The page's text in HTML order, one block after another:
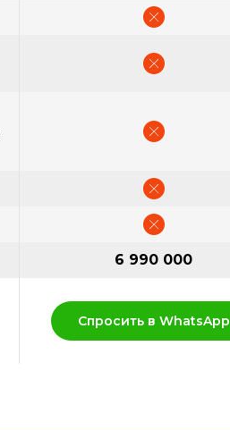
6 990 000
Спросить в WhatsApp